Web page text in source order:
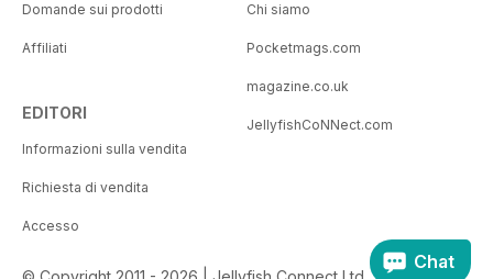
Domande sui prodotti
Affiliati
EDITORI
Informazioni sulla vendita
Richiesta di vendita
Accesso
Chi siamo
Pocketmags.com
magazine.co.uk
JellyfishCoNNect.com
Chat